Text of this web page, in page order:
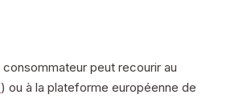
peut recourir au
) ou à la plateforme européenne de